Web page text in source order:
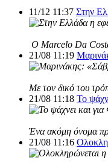
11/12 11:37 Στην
Ο Marcelo Da Costa,
21/08 11:19
Με τον δικό του
21/08 11:18 Το
Ένα ακόμη όνομα
21/08 11:16